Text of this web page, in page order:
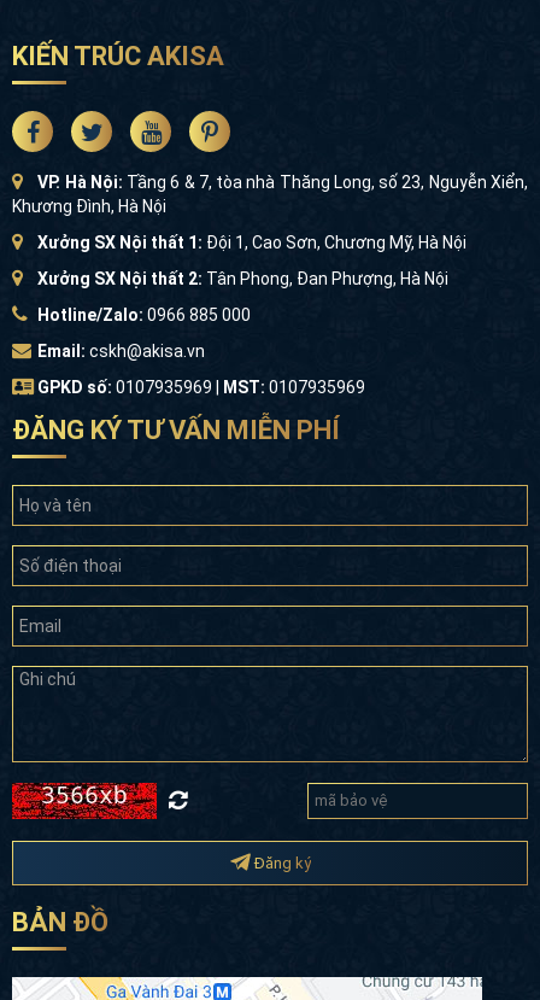
KIẾN TRÚC AKISA
VP. Hà Nội: Tầng 6 & 7, tòa nhà Thăng Long, số 23, Nguyễn Xiển,
Khương Đình, Hà Nội
Xưởng SX Nội thất 1: Đội 1, Cao Sơn, Chương Mỹ, Hà Nội
Xưởng SX Nội thất 2: Tân Phong, Đan Phượng, Hà Nội
Hotline/Zalo: 0966 885 000
Email: cskh@akisa.vn
GPKD số: 0107935969 | MST: 0107935969
ĐĂNG KÝ TƯ VẤN MIỄN PHÍ
Đăng ký
BẢN ĐỒ